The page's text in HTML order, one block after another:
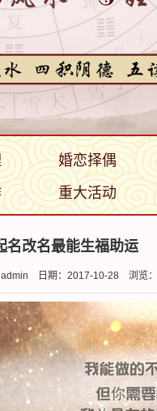
婚恋择偶
重大活动
名改名最能生福助运
日期：2017-10-28 浏览：